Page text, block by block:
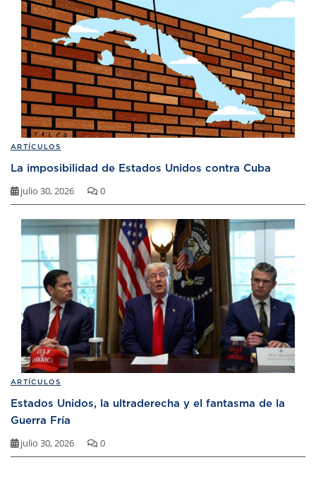
ARTÍCULOS
La imposibilidad de Estados Unidos contra Cuba
julio 30, 2026 0
ARTÍCULOS
Estados Unidos, la ultraderecha y el fantasma de la
Guerra Fría
julio 30, 2026 0